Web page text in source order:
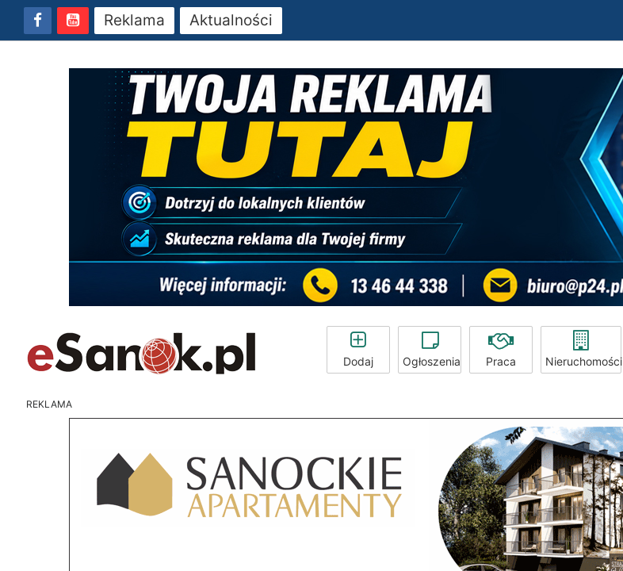
Reklama Aktualności
Dodaj Ogłoszenia Praca Nieruchomości
REKLAMA